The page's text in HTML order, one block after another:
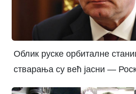
Облик руске орбиталне
стварања су већ јасни —